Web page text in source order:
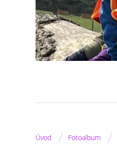
Úvod / Fotoalbum /